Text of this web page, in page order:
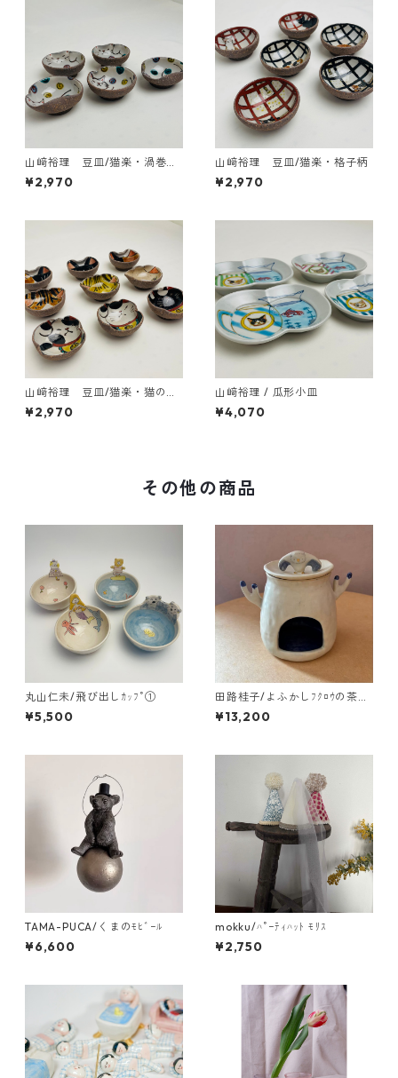
山﨑裕理 豆皿/猫楽・渦巻き
ドット柄
¥2,970
山﨑裕理 豆皿/猫楽・格子柄
¥2,970
山﨑裕理 豆皿/猫楽・猫のお
顔と招き猫
¥2,970
山﨑裕理 / 瓜形小皿
¥4,070
その他の商品
丸山仁未/飛び出しｶｯﾌﾟ①
¥5,500
田路桂子/よふかしﾌｸﾛｳの茶香
炉
¥13,200
TAMA-PUCA/くまのﾓﾋﾞｰﾙ
¥6,600
mokku/ﾊﾟｰﾃｨﾊｯﾄ ﾓﾘｽ
¥2,750